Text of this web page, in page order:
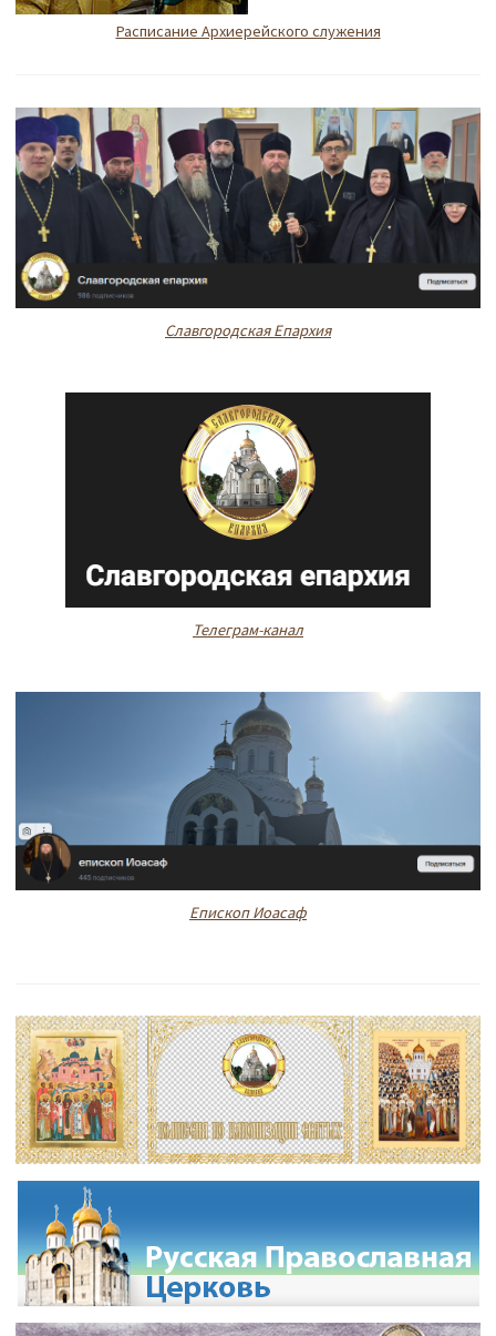
Расписание Архиерейского служения
Славгородская Епархия
Телеграм-канал
Епископ Иоасаф